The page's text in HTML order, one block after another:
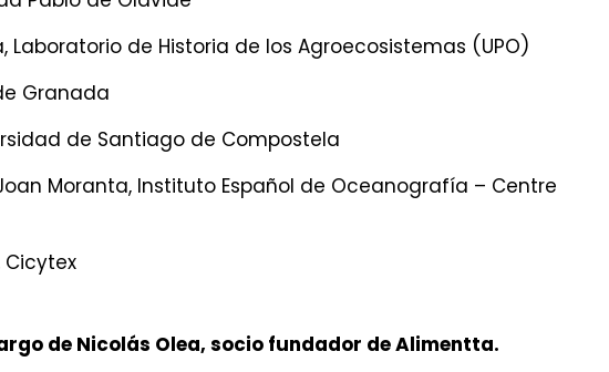
Laboratorio de Historia de los Agroecosistemas (UPO)
Granada
de Santiago de Compostela
Moranta, Instituto Español de Oceanografía – Centre
Cicytex
de Nicolás Olea, socio fundador de Alimentta.